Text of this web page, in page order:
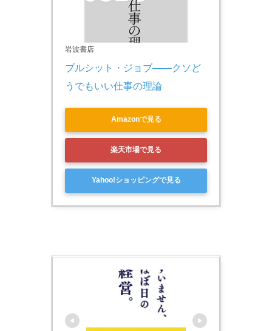
岩波書店
ブルシット・ジョブ――クソど
うでもいい仕事の理論
Amazonで見る
楽天市場で見る
Yahoo!ショッピングで見る